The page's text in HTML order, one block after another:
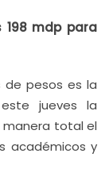
198 mdp para
de pesos es la
jueves la
manera total el
académicos y